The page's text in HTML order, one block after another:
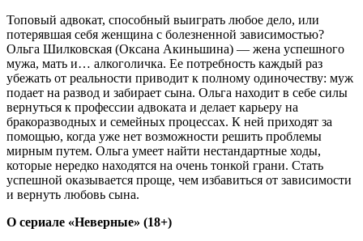
Топовый адвокат, способный выиграть любое дело, или
потерявшая себя женщина с болезненной зависимостью?
Ольга Шилковская (Оксана Акиньшина) — жена успешного
мужа, мать и… алкоголичка. Ее потребность каждый раз
убежать от реальности приводит к полному одиночеству: муж
подает на развод и забирает сына. Ольга находит в себе силы
вернуться к профессии адвоката и делает карьеру на
бракоразводных и семейных процессах. К ней приходят за
помощью, когда уже нет возможности решить проблемы
мирным путем. Ольга умеет найти нестандартные ходы,
которые нередко находятся на очень тонкой грани. Стать
успешной оказывается проще, чем избавиться от зависимости
и вернуть любовь сына.
О сериале «Неверные» (18+)